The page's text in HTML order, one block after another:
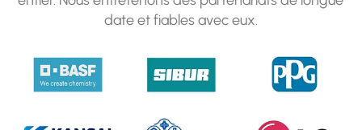
date et fiables avec eux.